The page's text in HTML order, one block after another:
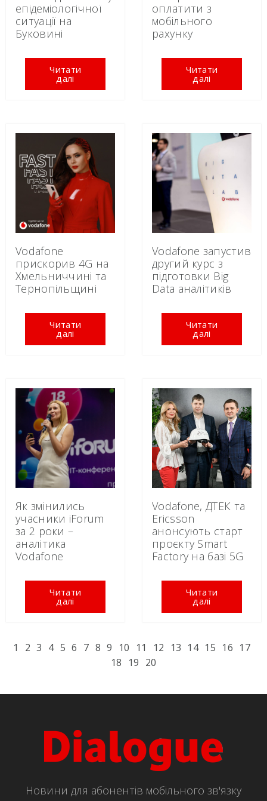
епідеміологічної
ситуації на
Буковині
Читати
далі
оплатити з
мобільного
рахунку
Читати
далі
Vodafone
прискорив 4G на
Хмельниччині та
Тернопільщині
Читати
далі
Vodafone запустив
другий курс з
підготовки Big
Data аналітиків
Читати
далі
Як змінились
учасники iForum
за 2 роки –
аналітика
Vodafone
Читати
далі
Vodafone, ДТЕК та
Ericsson
анонсують старт
проєкту Smart
Factory на базі 5G
Читати
далі
1 2 3 4 5 6 7 8 9 10 11 12 13 14 15 16 17
18
19 20
Новини для абонентів мобільного зв'язку